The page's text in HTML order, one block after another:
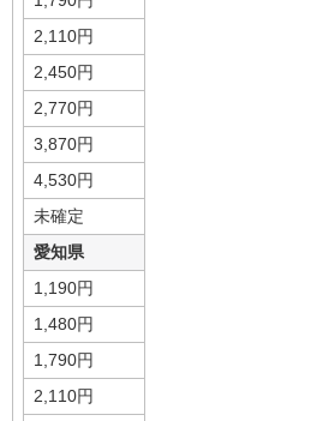
2,110円
2,450円
2,770円
3,870円
4,530円
未確定
愛知県
1,190円
1,480円
1,790円
2,110円